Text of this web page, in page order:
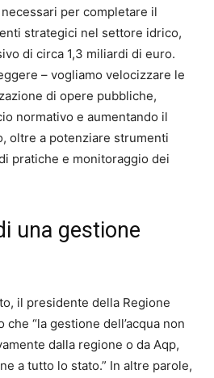
per completare il
strategici nel settore idrico,
di circa 1,3 miliardi di euro.
– vogliamo velocizzare le
di opere pubbliche,
normativo e aumentando il
oltre a potenziare strumenti
pratiche e monitoraggio dei
una gestione
il presidente della Regione
“la gestione dell’acqua non
dalla regione o da Aqp,
a tutto lo stato.” In altre parole,